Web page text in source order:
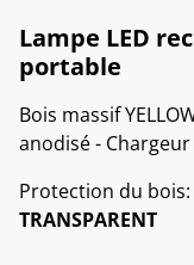
Lampe LED
portable
Bois massif
anodisé -
Protection du bois:
TRANSPARENT